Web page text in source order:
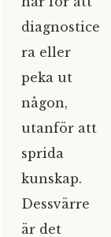
diagnostice
ra eller
peka ut
någon,
utanför att
sprida
kunskap.
Dessvärre
är det